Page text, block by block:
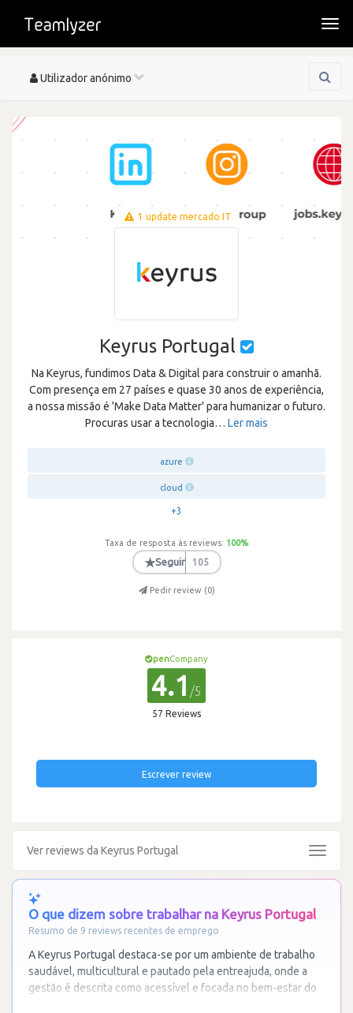
Toggle
Utilizador anónimo
1 update mercado IT
Keyrus Portugal
Na Keyrus, fundimos Data & Digital para construir o amanhã.
Com presença em 27 países e quase 30 anos de experiência,
a nossa missão é 'Make Data Matter' para humanizar o futuro.
Procuras usar a tecnologia… Ler mais
azure
cloud
+3
Taxa de resposta às reviews: 100%
★Seguir 105
Pedir review (0)
penCompany
4.1 /5
57 Reviews
Escrever review
Ver reviews da Keyrus Portugal
Toggle
O que dizem sobre trabalhar na Keyrus Portugal
Resumo de 9 reviews recentes de emprego
A Keyrus Portugal destaca-se por um ambiente de trabalho
saudável, multicultural e pautado pela entreajuda, onde a
gestão é descrita como acessível e focada no bem-estar do